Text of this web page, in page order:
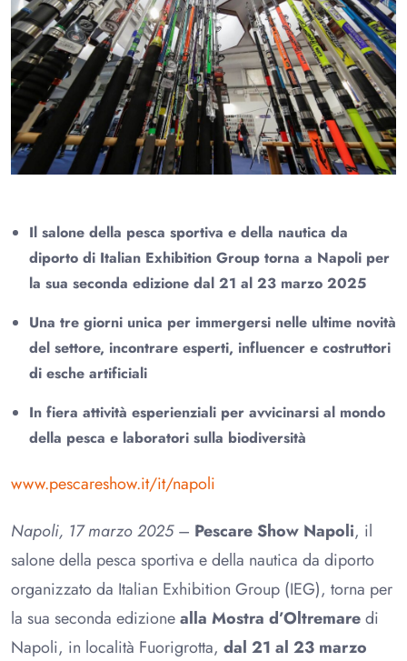
Il salone della pesca sportiva e della nautica da
diporto di Italian Exhibition Group torna a Napoli per
la sua seconda edizione dal 21 al 23 marzo 2025
Una tre giorni unica per immergersi nelle ultime novità
del settore, incontrare esperti, influencer e costruttori
di esche artificiali
In fiera attività esperienziali per avvicinarsi al mondo
della pesca e laboratori sulla biodiversità
www.pescareshow.it/it/napoli
Napoli, 17 marzo 2025– Pescare Show Napoli, il
salone della pesca sportiva e della nautica da diporto
organizzato da Italian Exhibition Group (IEG), torna per
la sua seconda edizionealla Mostra d’Oltremaredi
Napoli, in località Fuorigrotta, dal 21 al 23 marzo